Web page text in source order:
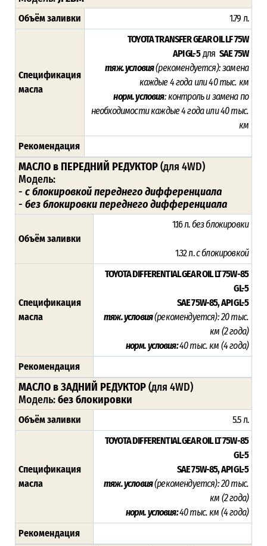
Объём заливки 1.79 л.
Спецификация
масла
TOYOTA TRANSFER GEAR OIL LF 75W
API GL-5для SAE 75W
тяж. условия(рекомендуется): замена
каждые4 года или 40 тыс. км
норм. условия: контроль и замена по
необходимости каждые4 года или 40 тыс.
км
Рекомендация
МАСЛО в ПЕРЕДНИЙ РЕДУКТОР(для 4WD)
Модель:
- с блокировкой переднего дифференциала
- без блокировки переднего дифференциала
Объём заливки
1.16 л.без блокировки
1.32 л.с блокировкой
Спецификация
масла
TOYOTA DIFFERENTIAL GEAR OIL LT 75W-85
GL-5
SAE 75W-85, API GL-5
тяж. условия(рекомендуется):20 тыс.
км (2 года)
норм. условия:40 тыс. км (4 года)
Рекомендация
МАСЛО в ЗАДНИЙ РЕДУКТОР(для 4WD)
Модель:без блокировки
Объём заливки 5.5 л.
Спецификация
масла
TOYOTA DIFFERENTIAL GEAR OIL LT 75W-85
GL-5
SAE 75W-85, API GL-5
тяж. условия(рекомендуется):20 тыс.
км (2 года)
норм. условия:40 тыс. км (4 года)
Рекомендация